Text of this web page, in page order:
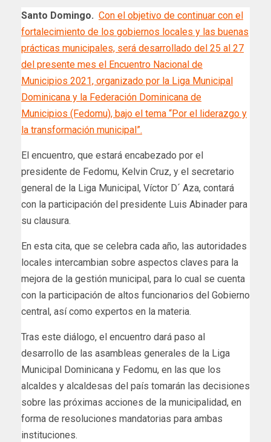
Santo Domingo. Con el objetivo de continuar con el
fortalecimiento de los gobiernos locales y las buenas
prácticas municipales, será desarrollado del 25 al 27
del presente mes el Encuentro Nacional de
Municipios 2021, organizado por la Liga Municipal
Dominicana y la Federación Dominicana de
Municipios (Fedomu), bajo el tema “Por el liderazgo y
la transformación municipal”.
El encuentro, que estará encabezado por el
presidente de Fedomu, Kelvin Cruz, y el secretario
general de la Liga Municipal, Víctor D´ Aza, contará
con la participación del presidente Luis Abinader para
su clausura.
En esta cita, que se celebra cada año, las autoridades
locales intercambian sobre aspectos claves para la
mejora de la gestión municipal, para lo cual se cuenta
con la participación de altos funcionarios del Gobierno
central, así como expertos en la materia.
Tras este diálogo, el encuentro dará paso al
desarrollo de las asambleas generales de la Liga
Municipal Dominicana y Fedomu, en las que los
alcaldes y alcaldesas del país tomarán las decisiones
sobre las próximas acciones de la municipalidad, en
forma de resoluciones mandatorias para ambas
instituciones.